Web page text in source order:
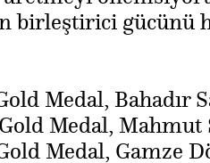
birleştirici gücünü
Medal, Bahadır
Medal,
Medal, Gamze